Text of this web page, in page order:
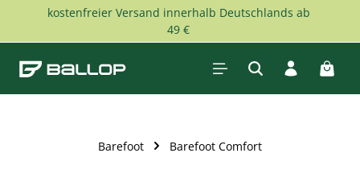
Zum Hauptinhalt springen
kostenfreier Versand innerhalb Deutschlands ab
49 €
Barefoot Barefoot Comfort